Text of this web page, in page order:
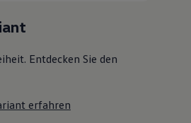
Entdecken Sie den
erfahren